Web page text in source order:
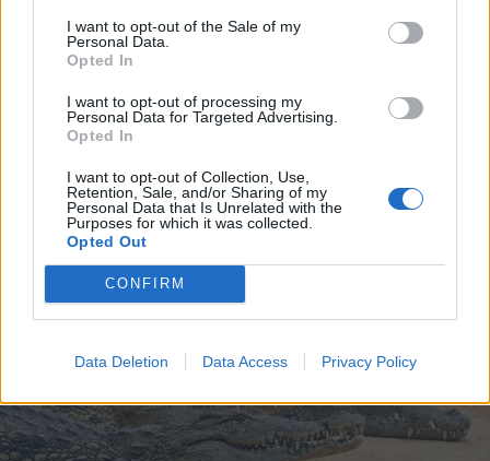
I want to opt-out of the Sale of my
Personal Data.
Opted In
I want to opt-out of processing my
Personal Data for Targeted Advertising.
Opted In
I want to opt-out of Collection, Use,
Retention, Sale, and/or Sharing of my
Personal Data that Is Unrelated with the
Purposes for which it was collected.
Opted Out
CONFIRM
Data Deletion Data Access Privacy Policy
2026. július 19., vasárnap
Őrizetbe vették a Romániában is
súlyos bűncselekményekkel vádolt
Tate testvéreket